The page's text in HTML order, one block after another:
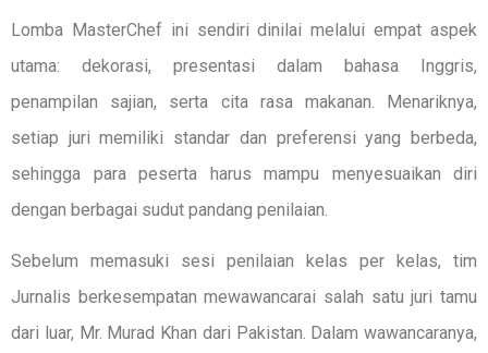
Lomba MasterChef ini sendiri dinilai melalui empat aspek
utama: dekorasi, presentasi dalam bahasa Inggris,
penampilan sajian, serta cita rasa makanan. Menariknya,
setiap juri memiliki standar dan preferensi yang berbeda,
sehingga para peserta harus mampu menyesuaikan diri
dengan berbagai sudut pandang penilaian.
Sebelum memasuki sesi penilaian kelas per kelas, tim
Jurnalis berkesempatan mewawancarai salah satu juri tamu
dari luar, Mr. Murad Khan dari Pakistan. Dalam wawancaranya,